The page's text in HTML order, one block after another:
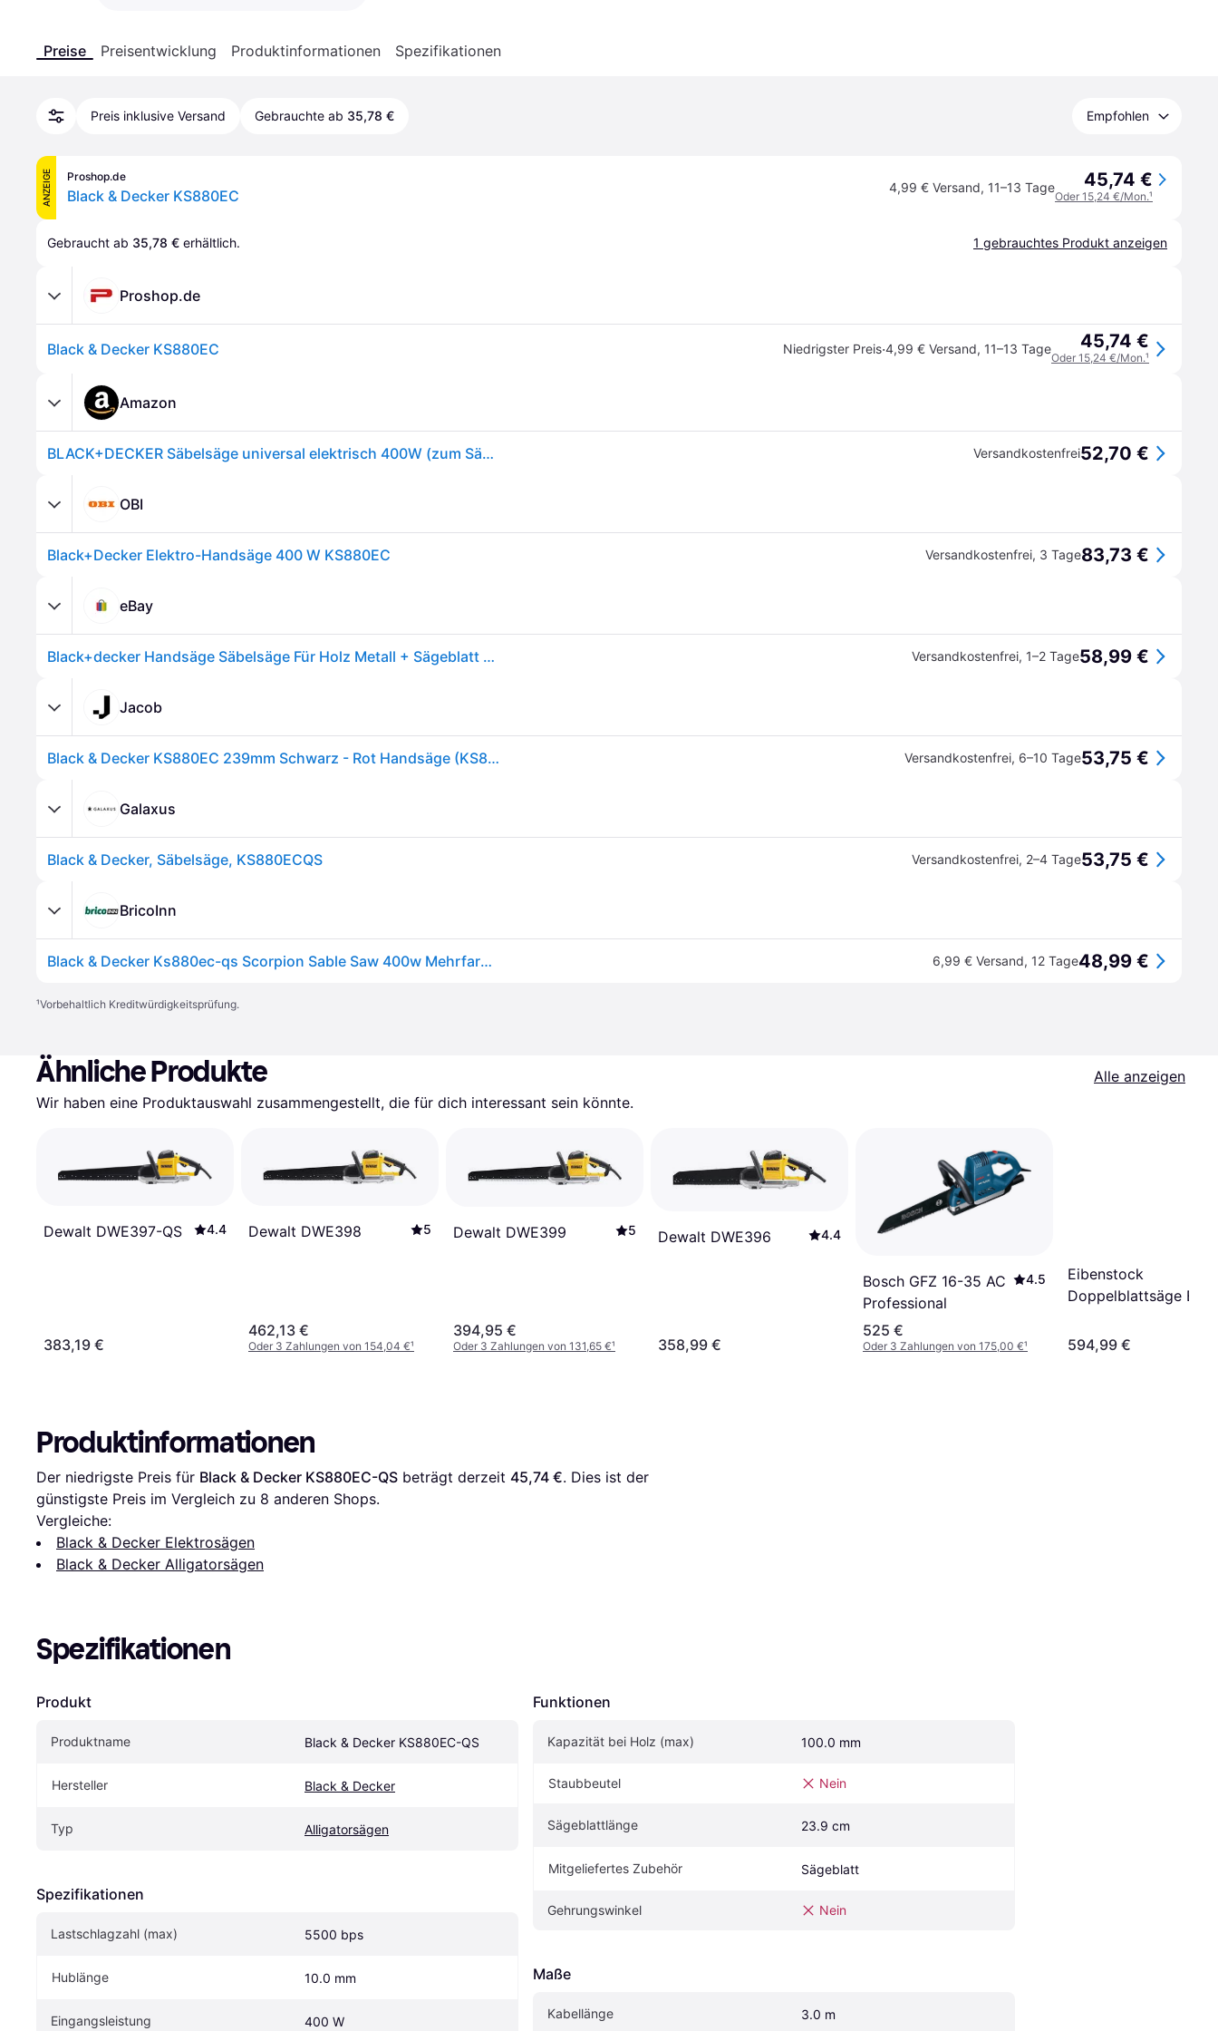
Preise Preisentwicklung Produktinformationen Spezifikationen
Preis inklusive Versand Gebrauchte ab 35,78 € Empfohlen
ANZEIGE Proshop.de
Black & Decker KS880EC 4,99 € Versand, 11–13 Tage 45,74 €
Oder 15,24 €/Mon.¹
Gebraucht ab 35,78 € erhältlich. 1 gebrauchtes Produkt anzeigen
Proshop.de
Black & Decker KS880EC Niedrigster Preis·4,99 € Versand, 11–13 Tage 45,74 €
Oder 15,24 €/Mon.¹
Amazon
BLACK+DECKER Säbelsäge universal elektrisch 400W (zum Sägen Von Holz, Metall Oder Kunststoff, Inkl. Holzsägeblatt (239mm) KS880EC Versandkostenfrei52,70 €
OBI
Black+Decker Elektro-Handsäge 400 W KS880EC Versandkostenfrei, 3 Tage83,73 €
eBay
Black+decker Handsäge Säbelsäge Für Holz Metall + Sägeblatt Ks880ec-qs Versandkostenfrei, 1–2 Tage58,99 €
Jacob
Black & Decker KS880EC 239mm Schwarz - Rot Handsäge (KS880EC-QS) Versandkostenfrei, 6–10 Tage53,75 €
Galaxus
Black & Decker, Säbelsäge, KS880ECQS Versandkostenfrei, 2–4 Tage53,75 €
BricoInn
Black & Decker Ks880ec-qs Scorpion Sable Saw 400w Mehrfarbig One Size / EU Plug 220V 6,99 € Versand, 12 Tage48,99 €
¹Vorbehaltlich Kreditwürdigkeitsprüfung.
Ähnliche Produkte
Alle anzeigen
Wir haben eine Produktauswahl zusammengestellt, die für dich interessant sein könnte.
Dewalt DWE397-QS 4.4
383,19 €
Dewalt DWE398 5
462,13 €
Oder 3 Zahlungen von 154,04 €¹
Dewalt DWE399 5
394,95 €
Oder 3 Zahlungen von 131,65 €¹
Dewalt DWE396 4.4
358,99 €
Bosch GFZ 16-35 AC
Professional
4.5
525 €
Oder 3 Zahlungen von 175,00 €¹
Eibenstock
Doppelblattsäge EDB
594,99 €
Produktinformationen
Der niedrigste Preis für Black & Decker KS880EC-QS beträgt derzeit 45,74 €. Dies ist der
günstigste Preis im Vergleich zu 8 anderen Shops.
Vergleiche:
Black & Decker Elektrosägen
Black & Decker Alligatorsägen
Spezifikationen
Produkt
Produktname Black & Decker KS880EC-QS
Hersteller Black & Decker
Typ Alligatorsägen
Spezifikationen
Lastschlagzahl (max) 5500 bps
Hublänge 10.0 mm
Eingangsleistung 400 W
Funktionen
Kapazität bei Holz (max) 100.0 mm
Staubbeutel Nein
Sägeblattlänge 23.9 cm
Mitgeliefertes Zubehör Sägeblatt
Gehrungswinkel Nein
Maße
Kabellänge 3.0 m